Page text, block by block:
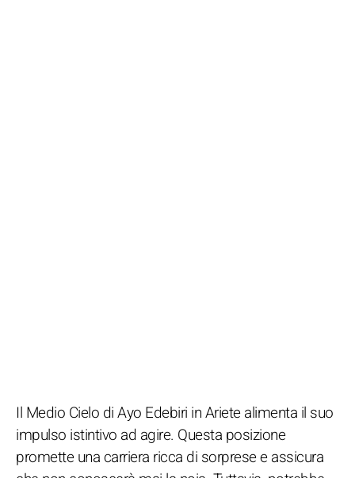
Il Medio Cielo di Ayo Edebiri in Ariete alimenta il suo
impulso istintivo ad agire. Questa posizione
promette una carriera ricca di sorprese e assicura